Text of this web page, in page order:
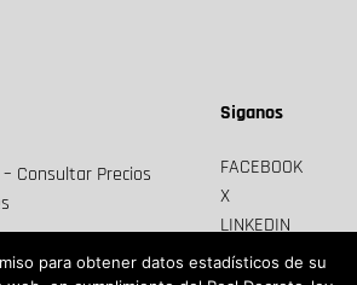
Consultar Precios
Siganos
FACEBOOK
X
LINKEDIN
Newsletter
para obtener datos estadísticos de su